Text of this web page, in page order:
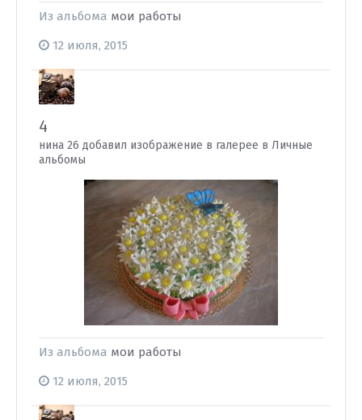
Из альбома мои работы
12 июля, 2015
4
нина 26 добавил изображение в галерее в Личные
альбомы
Из альбома мои работы
12 июля, 2015